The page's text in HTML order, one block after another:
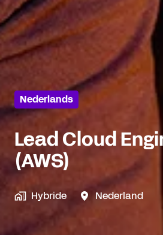
Nederlands
Lead Cloud
(AWS)
Hybride Nederland